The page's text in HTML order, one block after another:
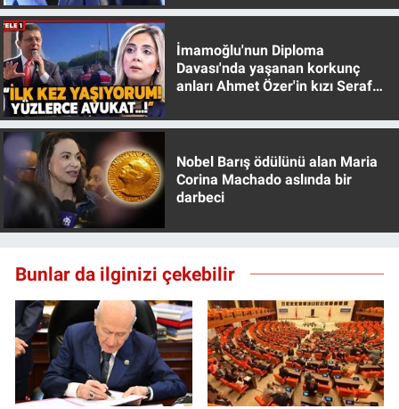
İmamoğlu'nun Diploma
Davası'nda yaşanan korkunç
anları Ahmet Özer'in kızı Seraf
Nobel Barış ödülünü alan Maria
Corina Machado aslında bir
darbeci
Bunlar da ilginizi çekebilir